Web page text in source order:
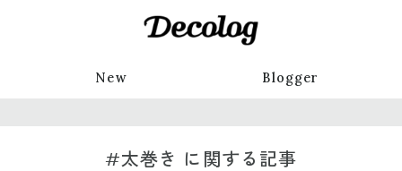
New Blogger
#太巻き に関する記事